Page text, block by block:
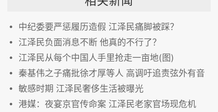
中纪委要严惩履历造假 江泽民痛脚被踩？
江泽民负面消息不断 他真的不行了？
江泽民从每个中国人手里抢走一亩地(图)
秦基伟之子痛批徐才厚等人 高调吁追责弦外有音
敏感时期 江泽民奢侈生活被曝光
港媒：夜宴京官传命案 江泽民老家官场现危机